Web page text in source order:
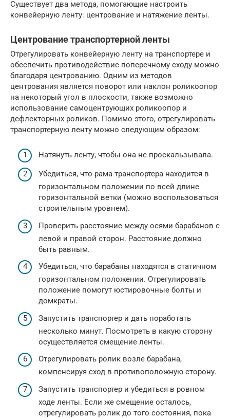
Существует два метода, помогающие настроить
конвейерную ленту: центрование и натяжение ленты.
Центрование транспортерной ленты
Отрегулировать конвейерную ленту на транспортере и
обеспечить противодействие поперечному сходу можно
благодаря центрованию. Одним из методов
центрования является поворот или наклон роликоопор
на некоторый угол в плоскости, также возможно
использование самоцентрующих роликоопор и
дефлекторных роликов. Помимо этого, отрегулировать
транспортерную ленту можно следующим образом:
Натянуть ленту, чтобы она не проскальзывала.
Убедиться, что рама транспортера находится в
горизонтальном положении по всей длине
горизонтальной ветки (можно воспользоваться
строительным уровнем).
Проверить расстояние между осями барабанов с
левой и правой сторон. Расстояние должно
быть равным.
Убедиться, что барабаны находятся в статичном
горизонтальном положении. Отрегулировать
положение помогут юстировочные болты и
домкраты.
Запустить транспортер и дать поработать
несколько минут. Посмотреть в какую сторону
осуществляется смещение ленты.
Отрегулировать ролик возле барабана,
компенсируя сход в противоположную сторону.
Запустить транспортер и убедиться в ровном
ходе ленты. Если же смещение осталось,
отрегулировать ролик до того состояния, пока